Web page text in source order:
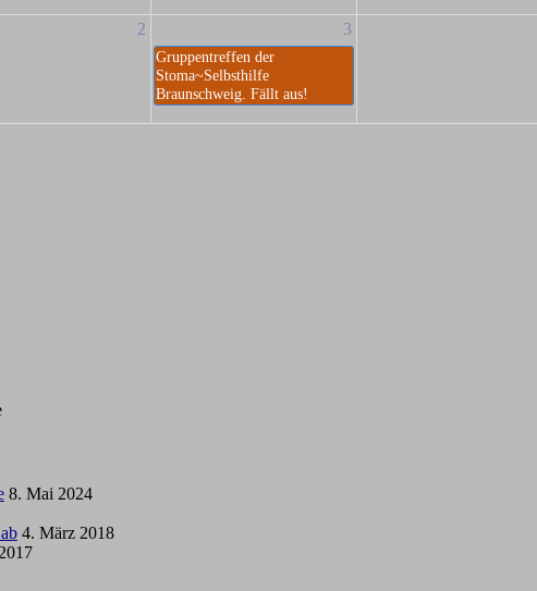
2 3
Gruppentreffen der
Stoma~Selbsthilfe
Braunschweig. Fällt aus!
8. Mai 2024
4. März 2018